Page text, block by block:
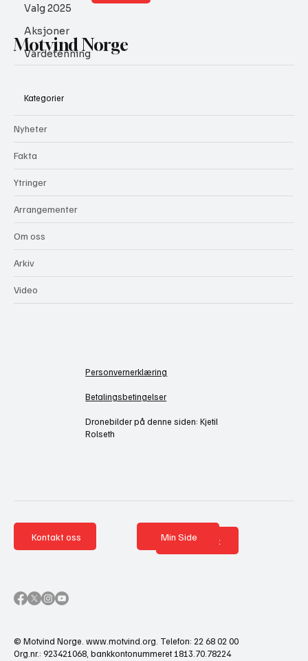
Valg 2025
Aksjoner
Vardetenning
Motvind Norge
Kategorier
Nyheter
Fakta
Ytringer
Arrangementer
Om oss
Arkiv
Video
Personvernerklæring
Betalingsbetingelser
Dronebilder på denne siden: Kjetil
Rolseth
Kontakt oss Nettbutikk
Min Side
© Motvind Norge. www.motvind.org . Telefon: 22 68 02 00
Org.nr.: 923421068, bankkontonummeret 1813.70.78224